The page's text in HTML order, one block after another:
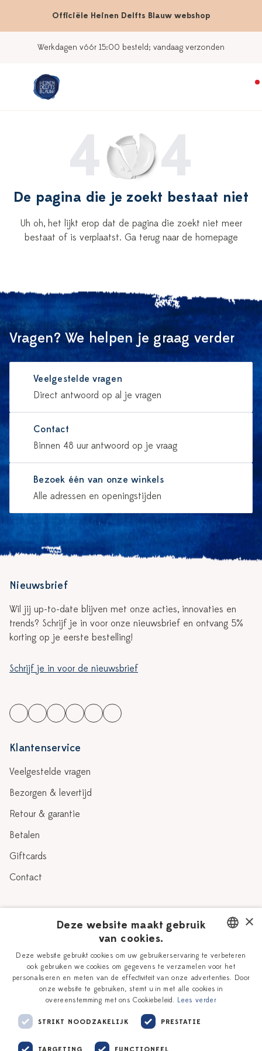
Officiële Heinen Delfts Blauw webshop
Werkdagen vóór 15:00 besteld; vandaag verzonden
De pagina die je zoekt bestaat niet
Uh oh, het lijkt erop dat de pagina die zoekt niet meer
bestaat of is verplaatst. Ga terug naar de homepage
Vragen? We helpen je graag verder
Veelgestelde vragen
Direct antwoord op al je vragen
Contact
Binnen 48 uur antwoord op je vraag
Bezoek één van onze winkels
Alle adressen en openingstijden
Nieuwsbrief
Wil jij up-to-date blijven met onze acties, innovaties en
trends? Schrijf je in voor onze nieuwsbrief en ontvang 5%
korting op je eerste bestelling!
Schrijf je in voor de nieuwsbrief
Klantenservice
Veelgestelde vragen
Bezorgen & levertijd
Retour & garantie
Betalen
Giftcards
Contact
Verhaal
Onze plateelschilders
Delfts Blauw
Workshops
Vacatures
Zakelijk
DUTCH
ENGLISH
×
Deze website maakt gebruik
van cookies.
Deze website gebruikt cookies om uw gebruikerservaring te verbeteren
ook gebruiken we cookies om gegevens te verzamelen voor het
personaliseren en meten van de effectiviteit van onze advertenties. Door
onze website te gebruiken, stemt u in met alle cookies in
overeenstemming met ons Cookiebeleid. Lees verder
STRIKT NOODZAKELIJK PRESTATIE
TARGETING FUNCTIONEEL